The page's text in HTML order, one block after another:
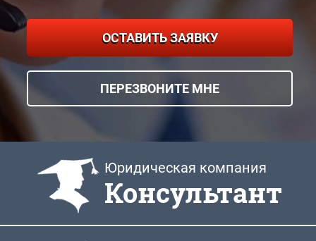
ОСТАВИТЬ ЗАЯВКУ
ПЕРЕЗВОНИТЕ МНЕ
Юридическая компания
Консультант